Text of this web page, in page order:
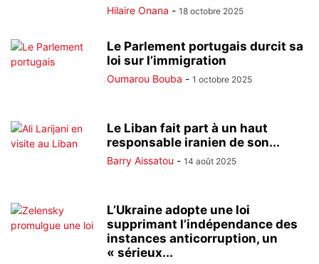
Hilaire Onana - 18 octobre 2025
Le Parlement portugais durcit sa
loi sur l’immigration
Oumarou Bouba - 1 octobre 2025
Le Liban fait part à un haut
responsable iranien de son...
Barry Aissatou - 14 août 2025
L’Ukraine adopte une loi
supprimant l’indépendance des
instances anticorruption, un
« sérieux...